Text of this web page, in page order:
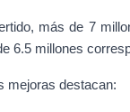
más de 7
6.5 millones
mejoras destacan: